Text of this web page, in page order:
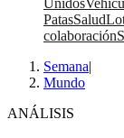
PatasSalud
colaboración
Semana|
Mundo
ANÁLISIS